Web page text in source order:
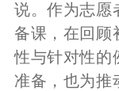
说。作为志愿
备课，在回顾
性与针对性的
准备，也为推